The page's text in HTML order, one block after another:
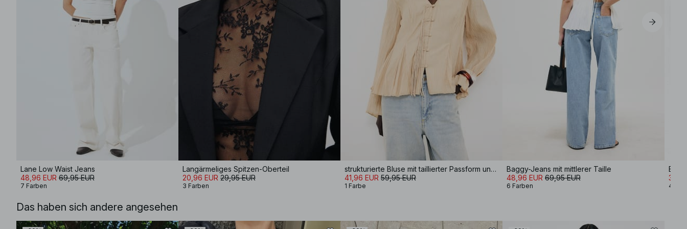
Lane Low Waist Jeans
48,96 EUR 69,95 EUR
7 Farben
Langärmeliges Spitzen-Oberteil
20,96 EUR 29,95 EUR
3 Farben
strukturierte Bluse mit taillierter Passform und weiten Ärmeln
41,96 EUR 59,95 EUR
1 Farbe
Baggy-Jeans mit mittlerer Taille
48,96 EUR 69,95 EUR
6 Farben 4
Das haben sich andere angesehen